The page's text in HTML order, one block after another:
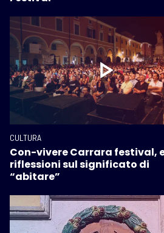
CULTURA
Con-vivere Carrara festival,
riflessioni sul significato di
“abitare”